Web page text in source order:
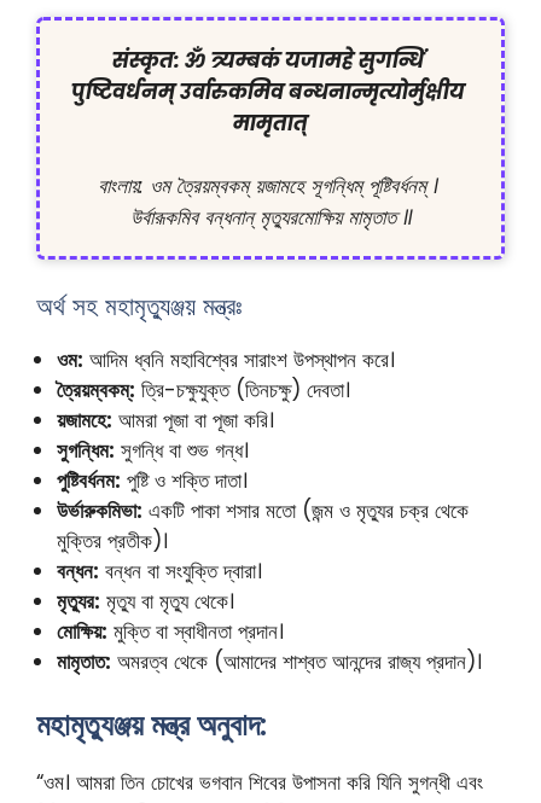
संस्कृत: ॐ त्र्यम्बकं यजामहे सुगन्धिं
पुष्टिवर्धनम् उर्वारुकमिव बन्धनान्मृत्योर्मुक्षीय
मामृतात्
বাংলায়: ওম ত্রৈয়ম্বকম্ য়জামহে সূগন্ধিম্ পূষ্টিবর্ধনম্ ।
উর্বারূকমিব বন্ধনান্ মৃত্যুরমোক্ষিয় মামৃতাত ॥
অর্থ সহ মহামৃত্যুঞ্জয় মন্ত্রঃ
ওম: আদিম ধ্বনি মহাবিশ্বের সারাংশ উপস্থাপন করে।
ত্রৈয়ম্বকম্: ত্রি-চক্ষুযুক্ত (তিনচক্ষু) দেবতা।
য়জামহে: আমরা পূজা বা পূজা করি।
সুগন্ধিম: সুগন্ধি বা শুভ গন্ধ।
পুষ্টিবর্ধনম: পুষ্টি ও শক্তি দাতা।
উর্ভারুকমিভা: একটি পাকা শসার মতো (জন্ম ও মৃত্যুর চক্র থেকে
মুক্তির প্রতীক)।
বন্ধন: বন্ধন বা সংযুক্তি দ্বারা।
মৃত্যুর: মৃত্যু বা মৃত্যু থেকে।
মোক্ষিয়: মুক্তি বা স্বাধীনতা প্রদান।
মামৃতাত: অমরত্ব থেকে (আমাদের শাশ্বত আনন্দের রাজ্য প্রদান)।
মহামৃত্যুঞ্জয় মন্ত্র অনুবাদ:
“ওম। আমরা তিন চোখের ভগবান শিবের উপাসনা করি যিনি সুগন্ধী এবং